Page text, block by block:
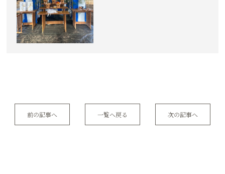
前の記事へ 一覧へ戻る 次の記事へ